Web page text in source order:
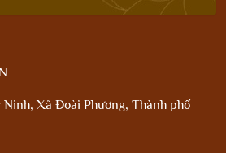
Ninh, Xã Đoài Phương, Thành phố